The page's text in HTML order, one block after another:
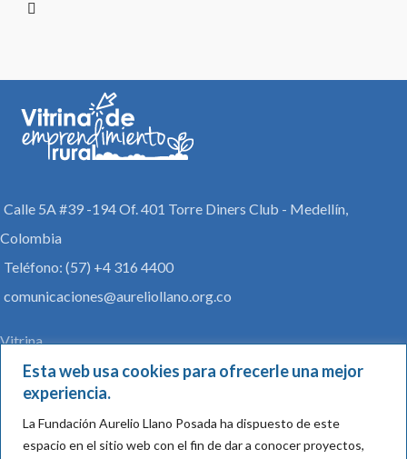
Esta web usa cookies para ofrecerle una mejor
experiencia.
La Fundación Aurelio Llano Posada ha dispuesto de este
espacio en el sitio web con el fin de dar a conocer proyectos,
Calle 5A #39 -194 Of. 401 Torre Diners Club - Medellín,
Colombia
Teléfono: (57) +4 316 4400
comunicaciones@aureliollano.org.co
Vitrina
Archivo de Exoneración y Política de protección de datos
personales
Regístrate en nuestro newsletter